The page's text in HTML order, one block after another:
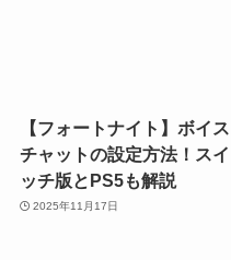
【フォートナイト】ボイス
チャットの設定方法！スイ
ッチ版とPS5も解説
2025年11月17日